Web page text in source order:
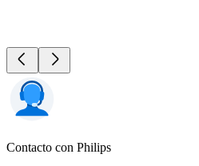
Contacto con Philips